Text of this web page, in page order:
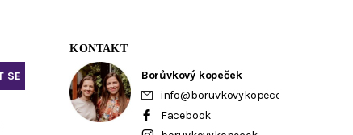
KONTAKT
Borůvkový kopeček
info@boruvkovykopecek.cz
Facebook